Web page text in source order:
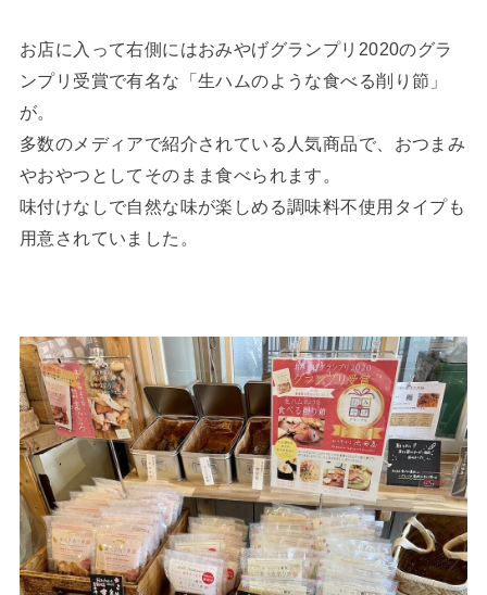
お店に入って右側にはおみやげグランプリ2020のグラ
ンプリ受賞で有名な「生ハムのような食べる削り節」
が。
多数のメディアで紹介されている人気商品で、おつまみ
やおやつとしてそのまま食べられます。
味付けなしで自然な味が楽しめる調味料不使用タイプも
用意されていました。